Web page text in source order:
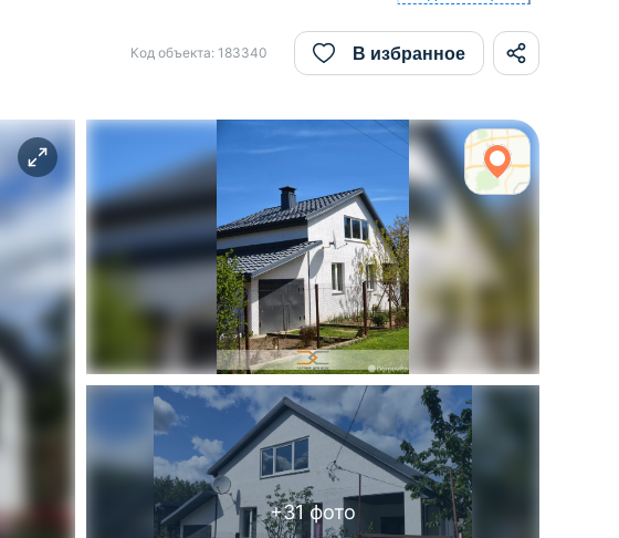
Код объекта: 183340 В избранное
+31фото